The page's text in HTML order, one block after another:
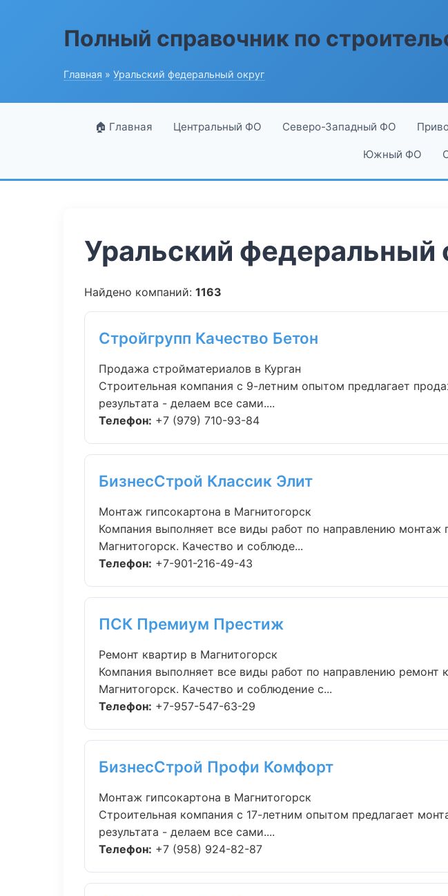
Полный справочник по
Главная » Уральский федеральный округ
🏠 Главная Центральный ФО Северо-Западный ФО
Южный ФО
Уральский федеральный
Найдено компаний: 1163
Стройгрупп Качество Бетон
Продажа стройматериалов в Курган
Строительная компания с 9-летним опытом предлагает
результата - делаем все сами....
Телефон: +7 (979) 710-93-84
БизнесСтрой Классик Элит
Монтаж гипсокартона в Магнитогорск
Компания выполняет все виды работ по направлению
Магнитогорск. Качество и соблюде...
Телефон: +7-901-216-49-43
ПСК Премиум Престиж
Ремонт квартир в Магнитогорск
Компания выполняет все виды работ по направлению
Магнитогорск. Качество и соблюдение с...
Телефон: +7-957-547-63-29
БизнесСтрой Профи Комфорт
Монтаж гипсокартона в Магнитогорск
Строительная компания с 17-летним опытом предлагает
результата - делаем все сами....
Телефон: +7 (958) 924-82-87